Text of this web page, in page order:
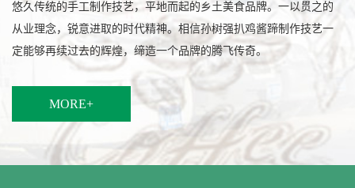
悠久传统的手工制作技艺，平地而起的乡土美食品牌。一以贯之的
从业理念，锐意进取的时代精神。相信孙树强扒鸡酱蹄制作技艺一
定能够再续过去的辉煌，缔造一个品牌的腾飞传奇。
MORE+